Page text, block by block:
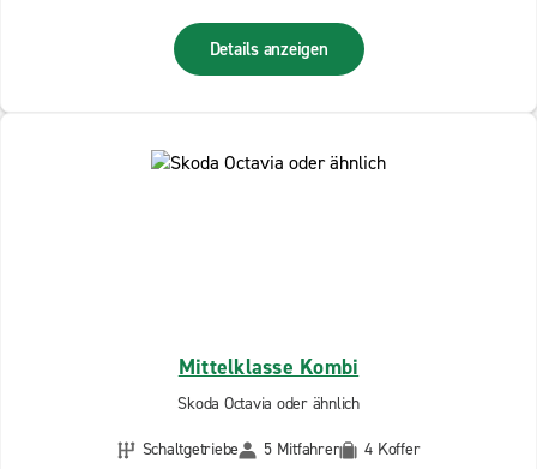
Details anzeigen
Mittelklasse Kombi
Skoda Octavia oder ähnlich
Schaltgetriebe
5 Mitfahrer 4 Koffer